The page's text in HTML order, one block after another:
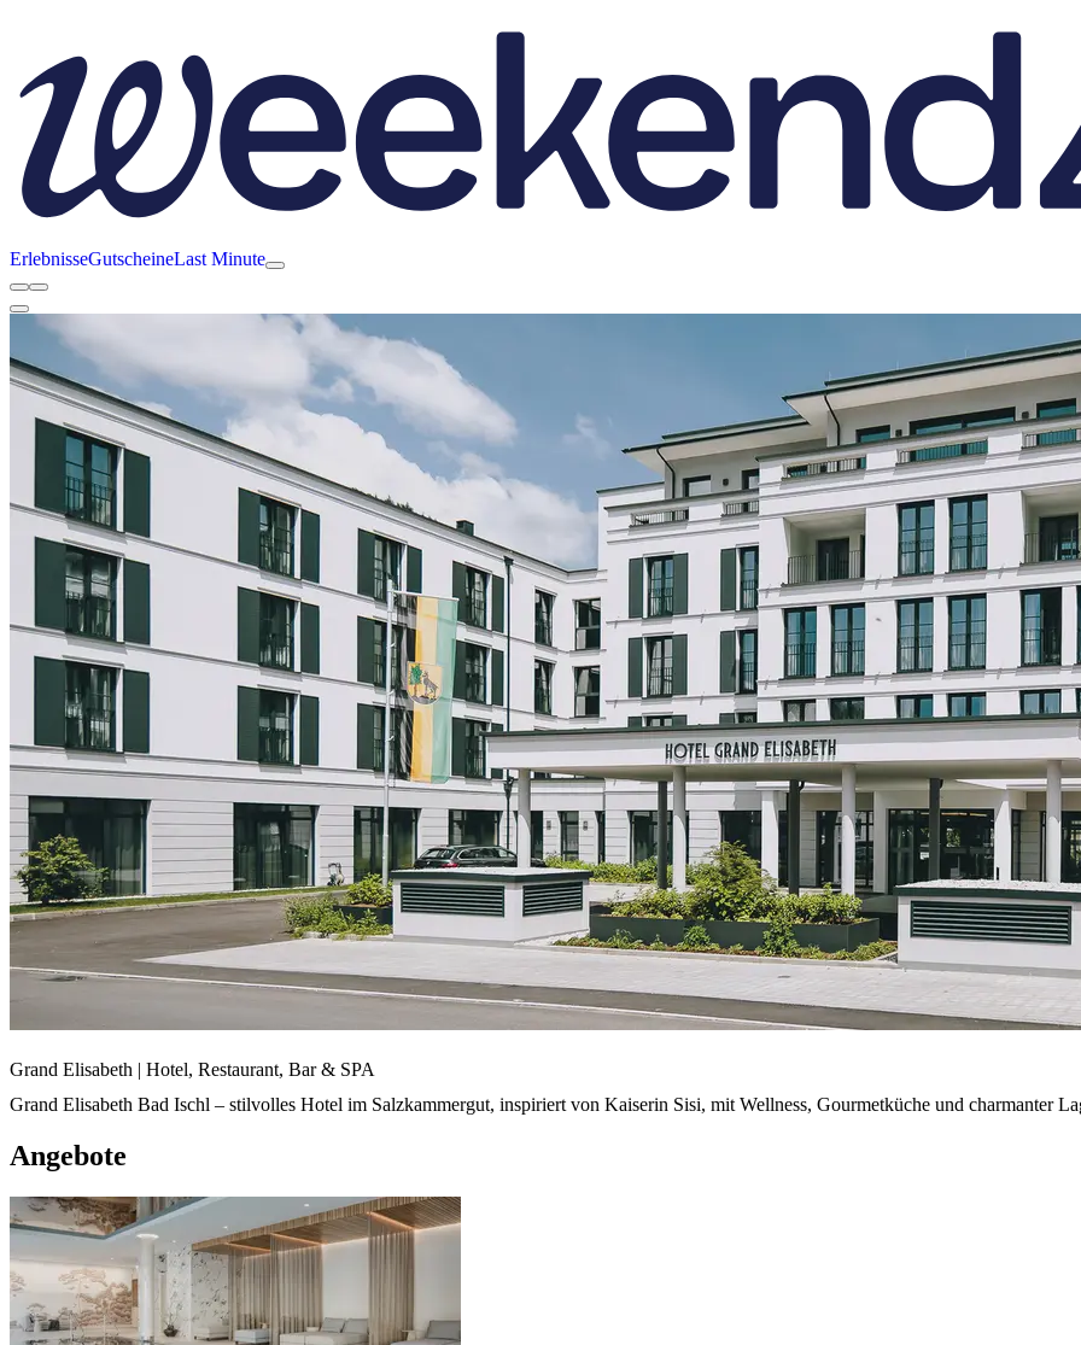
ErlebnisseGutscheineLast Minute
Grand Elisabeth | Hotel, Restaurant, Bar & SPA
Grand Elisabeth Bad Ischl – stilvolles Hotel im Salzkammergut, inspiriert von Kaiserin Sisi, mit Wellness, Gourmetküche und charmanter
Angebote